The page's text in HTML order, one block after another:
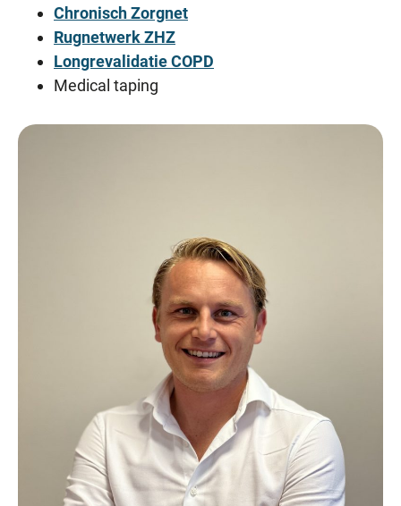
Chronisch Zorgnet
Rugnetwerk ZHZ
Longrevalidatie COPD
Medical taping